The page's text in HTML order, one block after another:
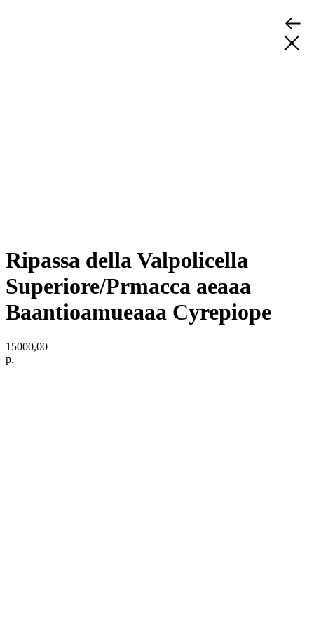
Ripassa della Valpolicella
Superiore/Prmacca aeaaa
Baantioamueaaa Cyrepiope
15000,00
р.